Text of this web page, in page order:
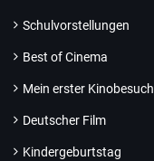
Schulvorstellungen
Best of Cinema
Mein erster Kinobesuch
Deutscher Film
Kindergeburtstag